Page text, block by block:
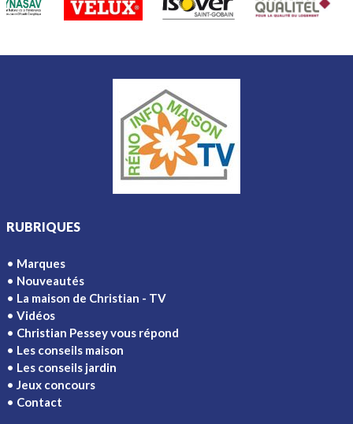
RUBRIQUES
Marques
Nouveautés
La maison de Christian - TV
Vidéos
Christian Pessey vous répond
Les conseils maison
Les conseils jardin
Jeux concours
Contact